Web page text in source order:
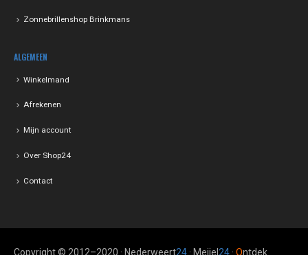
Zonnebrillenshop Brinkmans
ALGEMEEN
Winkelmand
Afrekenen
Mijn account
Over Shop24
Contact
Copyright © 2012–2020 · Nederweert24 · Meijel 24 · Ontdek